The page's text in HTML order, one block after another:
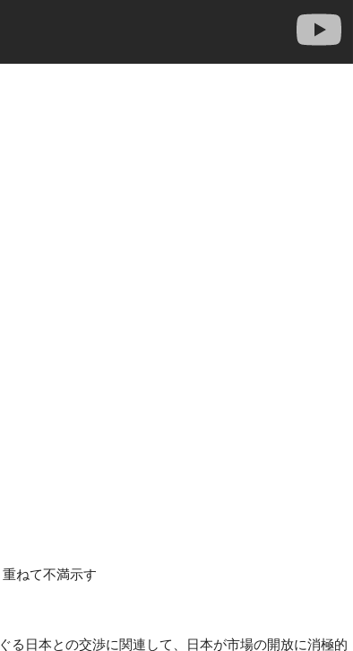
ねて不満示す
る日本との交渉に関連して、日本が市場の開放に消極的